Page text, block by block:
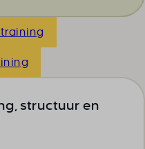
structuur en